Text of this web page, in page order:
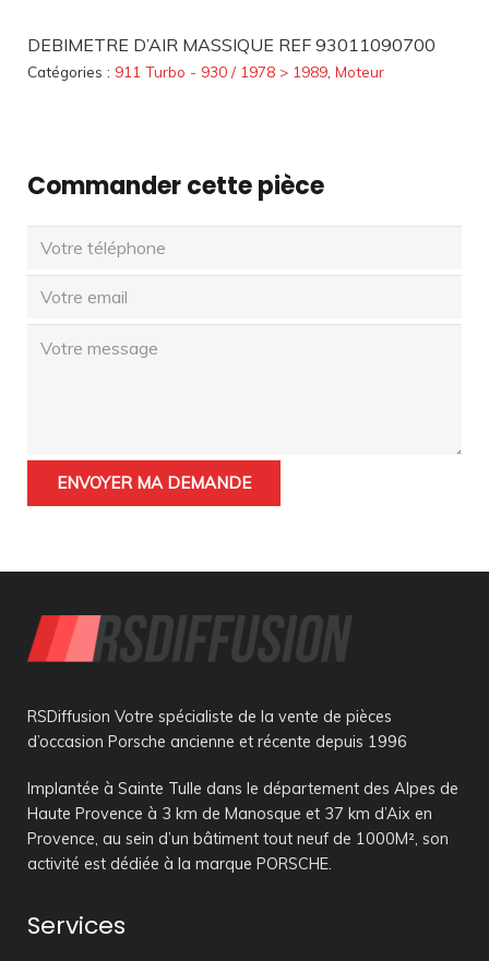
DEBIMETRE D’AIR MASSIQUE REF 93011090700
Catégories : 911 Turbo - 930 / 1978 > 1989 Moteur
Commander cette pièce
RSDiffusion Votre spécialiste de la vente de pièces
d’occasion Porsche ancienne et récente depuis 1996
Implantée à Sainte Tulle dans le département des Alpes de
Haute Provence à 3 km de Manosque et 37 km d’Aix en
Provence, au sein d’un bâtiment tout neuf de 1000M², son
activité est dédiée à la marque PORSCHE.
Services